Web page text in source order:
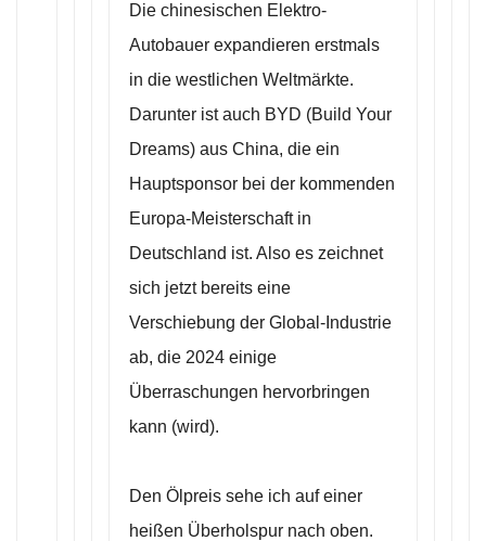
Die chinesischen Elektro-
Autobauer expandieren erstmals
in die westlichen Weltmärkte.
Darunter ist auch BYD (Build Your
Dreams) aus China, die ein
Hauptsponsor bei der kommenden
Europa-Meisterschaft in
Deutschland ist. Also es zeichnet
sich jetzt bereits eine
Verschiebung der Global-Industrie
ab, die 2024 einige
Überraschungen hervorbringen
kann (wird).
Den Ölpreis sehe ich auf einer
heißen Überholspur nach oben.